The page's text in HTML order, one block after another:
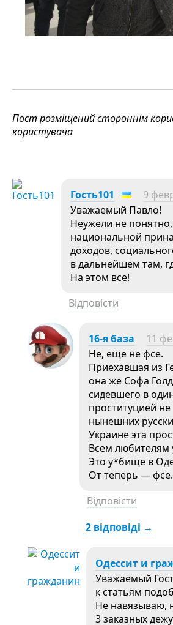
Пост розміщений стороннім
користувача
Гость101 9
Уважаемый Павло!
Неужели не
национальной
доходов,
в дальнейшем там,
На этом все!
Відповісти
16-я база 11
Не, еще не фсе.
Приехавшая из
она же Софа
сидевшего в
проституцией
нынешних
Украине эта
Всем любителям
Это у*бище в
От теперь — фсе.
Відповісти
2 відповіді →
Одессит и
Уважаемый
к статьям
Не навязываю,
3 заказных